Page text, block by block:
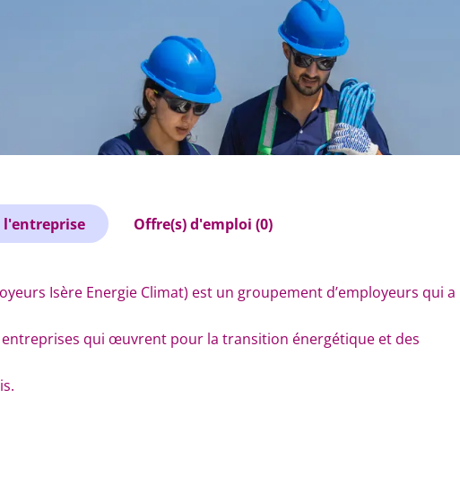
Offre(s) d'emploi (0)
Isère Energie Climat) est un groupement d’employeurs qui a
qui œuvrent pour la transition énergétique et des